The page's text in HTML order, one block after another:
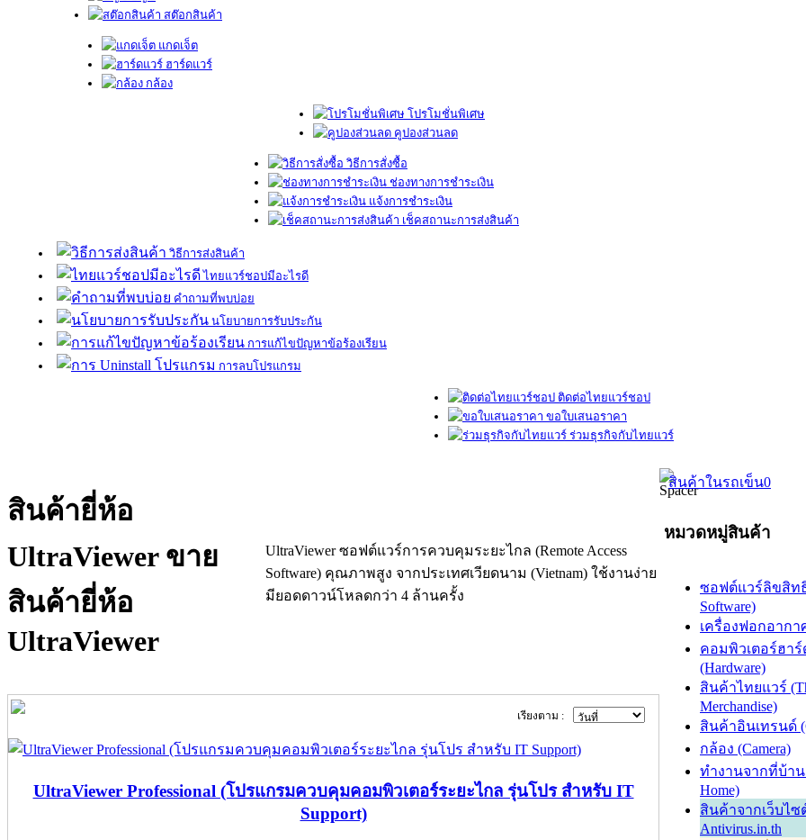
สต๊อกสินค้า
แกดเจ็ต
ฮาร์ดแวร์
กล้อง
โปรโมชั่นพิเศษ
คูปองส่วนลด
วิธีการสั่งซื้อ
ช่องทางการชำระเงิน
แจ้งการชำระเงิน
เช็คสถานะการส่งสินค้า
วิธีการส่งสินค้า
ไทยแวร์ชอปมีอะไรดี
คำถามที่พบบ่อย
นโยบายการรับประกัน
การแก้ไขปัญหาข้อร้องเรียน
การลบโปรแกรม
ติดต่อไทยแวร์ชอป
ขอใบเสนอราคา
ร่วมธุรกิจกับไทยแวร์
สินค้ายี่ห้อ
UltraViewer ขาย
สินค้ายี่ห้อ
UltraViewer
UltraViewer ซอฟต์แวร์การควบคุมระยะไกล (Remote Access
Software) คุณภาพสูง จากประเทศเวียดนาม (Vietnam) ใช้งานง่าย
มียอดดาวน์โหลดกว่า 4 ล้านครั้ง
เรียงตาม :
UltraViewer Professional (โปรแกรมควบคุมคอมพิวเตอร์ระยะไกล รุ่นโปร สำหรับ IT
Support)
สินค้าในรถเข็น0
หมวดหมู่สินค้า
ซอฟต์แวร์ลิขสิทธิ์
Software)
เครื่องฟอกอากา
คอมพิวเตอร์ฮาร์
(Hardware)
สินค้าไทยแวร์
Merchandise)
สินค้าอินเทรนด์
กล้อง (Camera)
ทำงานจากที่บ้าน
Home)
สินค้าจากเว็บไซ
Antivirus.in.th